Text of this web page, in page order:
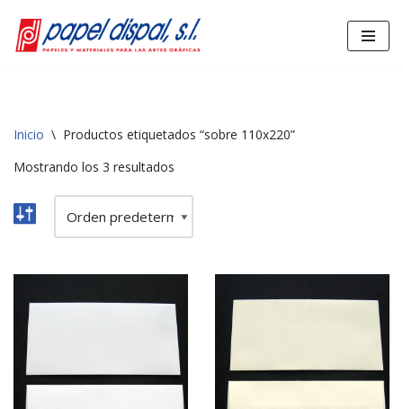
Saltar
Inicio \ Productos etiquetados “sobre 110x220”
Mostrando los 3 resultados